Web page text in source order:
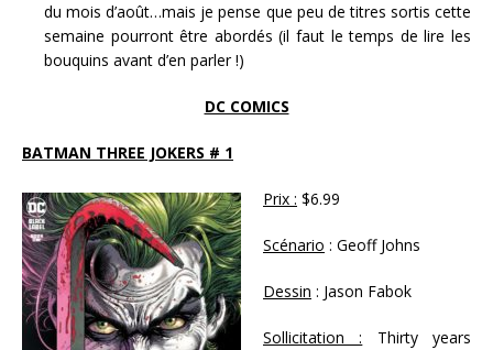
du mois d’août…mais je pense que peu de titres sortis cette
semaine pourront être abordés (il faut le temps de lire les
bouquins avant d’en parler !)
DC COMICS
BATMAN THREE JOKERS # 1
Prix : $6.99
Scénario : Geoff Johns
Dessin : Jason Fabok
Sollicitation : Thirty years